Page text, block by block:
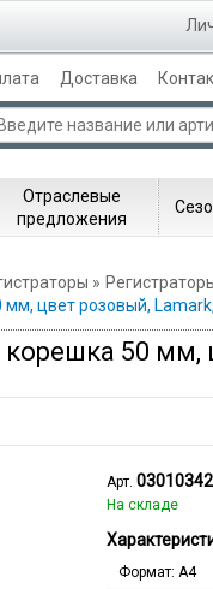
Доставка
Отраслевые
предложения
цвет розовый,
50 мм,
Арт.
На складе
Формат: A4